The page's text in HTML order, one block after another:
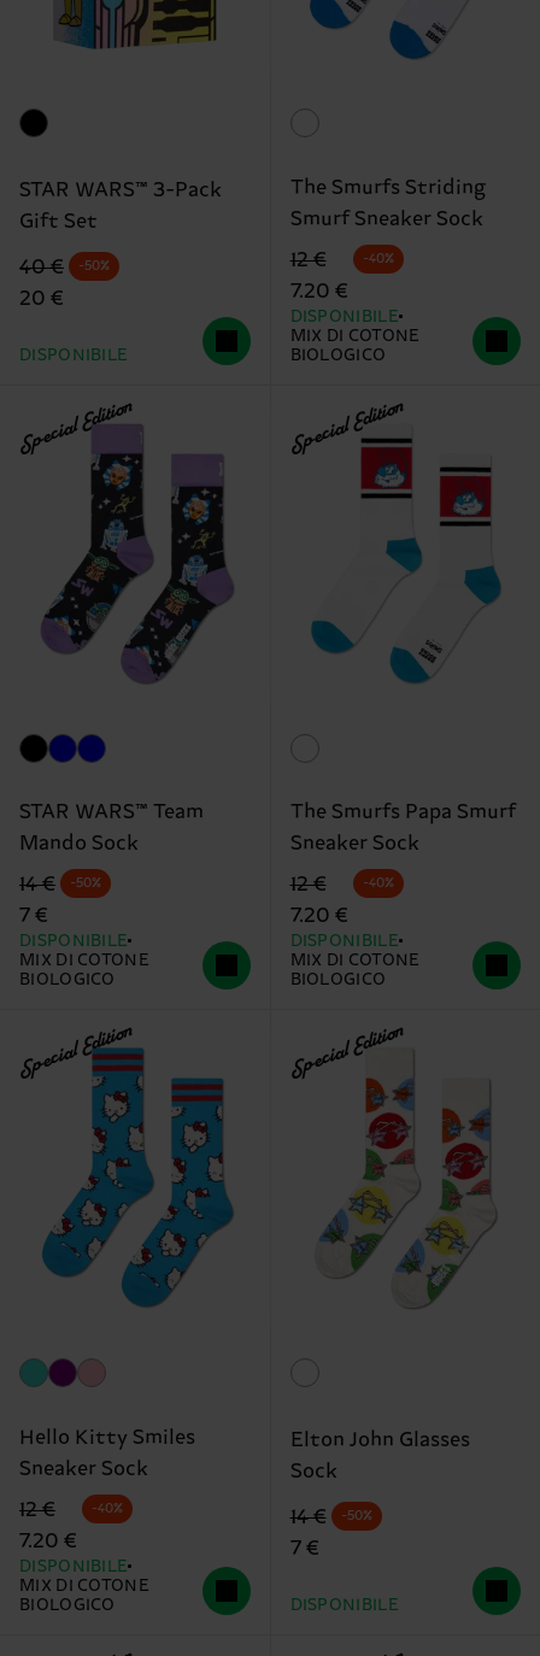
STAR WARS™ 3-Pack
Gift Set
Prezzo di partenza
40 €
prezzo scontato
20 €
-50%
DISPONIBILE
The Smurfs Striding
Smurf Sneaker Sock
Prezzo di partenza
12 €
prezzo scontato
7.20 €
-40%
DISPONIBILE
MIX DI COTONE
BIOLOGICO
Special Edition
STAR WARS™ Team
Mando Sock
Prezzo di partenza
14 €
prezzo scontato
7 €
-50%
DISPONIBILE
MIX DI COTONE
BIOLOGICO
Special Edition
The Smurfs Papa Smurf
Sneaker Sock
Prezzo di partenza
12 €
prezzo scontato
7.20 €
-40%
DISPONIBILE
MIX DI COTONE
BIOLOGICO
Special Edition
Hello Kitty Smiles
Sneaker Sock
Prezzo di partenza
12 €
prezzo scontato
7.20 €
-40%
DISPONIBILE
MIX DI COTONE
BIOLOGICO
Special Edition
Elton John Glasses
Sock
Prezzo di partenza
14 €
prezzo scontato
7 €
-50%
DISPONIBILE